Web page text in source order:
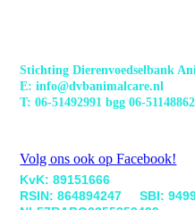
Stichting Dierenvoedselbank
E: info@dvbanimalcare.nl
T: 06-51492991 bgg 06-
Volg ons ook op Facebook!
KvK: 89151666
RSIN: 864894247 SBI: